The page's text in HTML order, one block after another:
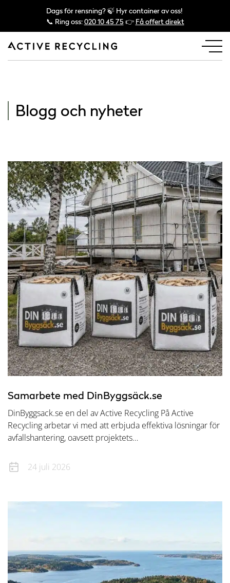
Dags för rensning? 🍃 Hyr container av oss!
📞 Ring oss:020 10 45 75 👉 Få offert direkt
Blogg och nyheter
Samarbete med DinByggsäck.se
DinByggsack.se en del av Active Recycling På Active
Recycling arbetar vi med att erbjuda effektiva lösningar för
avfallshantering, oavsett projektets…
24 juli 2026